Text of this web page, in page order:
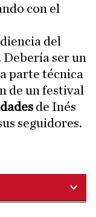
con el
del
ser un
parte técnica
de un festival
de Inés
seguidores.